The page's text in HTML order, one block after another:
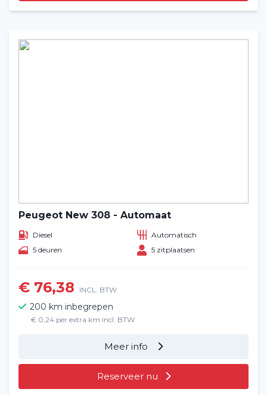
Peugeot New 308 - Automaat
Diesel
Automatisch
5 deuren
5 zitplaatsen
€ 76,38 INCL. BTW
200 km inbegrepen
€ 0,24 per extra km incl. BTW
Meer info
Reserveer nu